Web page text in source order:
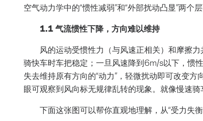
空气动力学中的“惯性减弱”和“外部扰动凸显”两个层
1.1 气流惯性下降，方向难以维持
风的运动受惯性力（与风速正相关）和摩擦
骑快车时车把稳定；一旦风速降到6m/s以下，惯
失去维持原有方向的“动力”，轻微扰动即可改变
眼可观察到风向标无规律乱转的现象。就像慢速骑
下面这张图可以帮你直观地理解，从“受力失